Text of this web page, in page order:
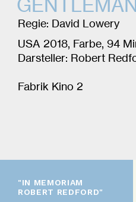
GENTLEMAN
Regie: David Lowery
USA 2018, Farbe, 94
Darsteller: Robert
Fabrik Kino 2
"IN MEMORIAM
ROBERT REDFORD"